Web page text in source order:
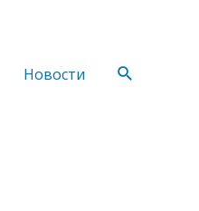
Новости Поиск